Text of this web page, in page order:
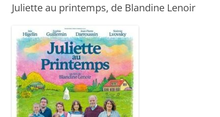
Juliette au printemps, de Blandine Lenoir